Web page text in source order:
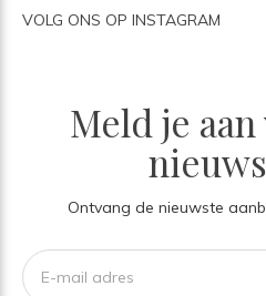
VOLG ONS OP INSTAGRAM
Meld je
Ontvang de nieuwste